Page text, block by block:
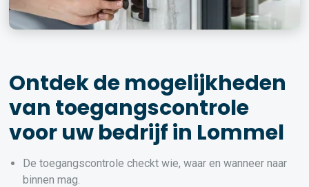
Ontdek de mogelijkheden
van toegangscontrole
voor uw bedrijf in Lommel
De toegangscontrole checkt wie, waar en wanneer naar
binnen mag.